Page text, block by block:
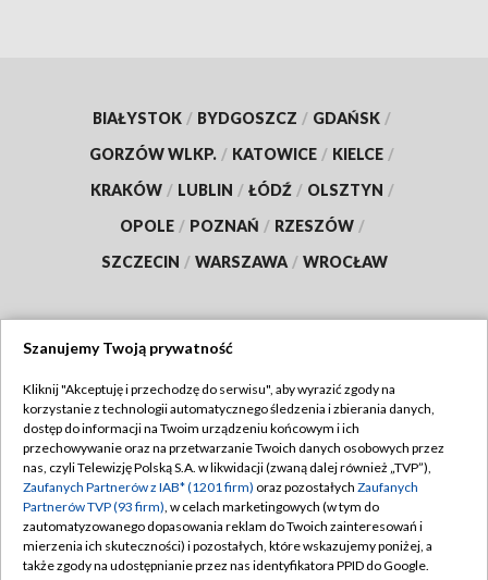
BIAŁYSTOK / BYDGOSZCZ / GDAŃSK /
GORZÓW WLKP. / KATOWICE / KIELCE /
KRAKÓW / LUBLIN / ŁÓDŹ / OLSZTYN /
OPOLE / POZNAŃ / RZESZÓW /
SZCZECIN / WARSZAWA / WROCŁAW
TVP
Abonament TVP
Emisja w TVP
Centrum informacji TVP
Naziemna Telewizja Cyfrowa
Regulamin TVP
Polityka prywatności
Moje zgody
Pomoc
Szanujemy Twoją prywatność
Kliknij "Akceptuję i przechodzę do serwisu", aby wyrazić zgody na
korzystanie z technologii automatycznego śledzenia i zbierania danych,
dostęp do informacji na Twoim urządzeniu końcowym i ich
przechowywanie oraz na przetwarzanie Twoich danych osobowych przez
nas, czyli Telewizję Polską S.A. w likwidacji (zwaną dalej również „TVP”),
Zaufanych Partnerów z IAB* (1201 firm) oraz pozostałych Zaufanych
Partnerów TVP (93 firm), w celach marketingowych (w tym do
zautomatyzowanego dopasowania reklam do Twoich zainteresowań i
mierzenia ich skuteczności) i pozostałych, które wskazujemy poniżej, a
także zgody na udostępnianie przez nas identyfikatora PPID do Google.